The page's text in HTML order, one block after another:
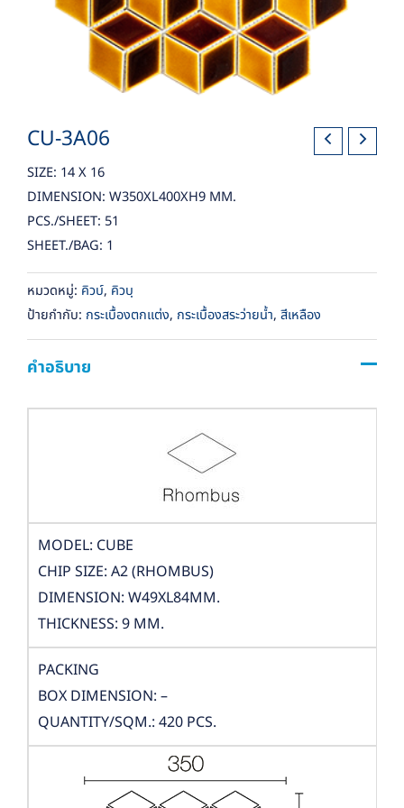
CU-3A06
SIZE: 14 X 16
DIMENSION: W350XL400XH9 MM.
PCS./SHEET: 51
SHEET./BAG: 1
หมวดหมู่: คิวบ์, คิวบฺ
ป้ายกำกับ: กระเบื้องตกแต่ง, กระเบื้องสระว่ายน้ำ, สีเหลือง
คำอธิบาย
MODEL: CUBE
CHIP SIZE: A2 (RHOMBUS)
DIMENSION: W49XL84MM.
THICKNESS: 9 MM.
PACKING
BOX DIMENSION: –
QUANTITY/SQM.: 420 PCS.